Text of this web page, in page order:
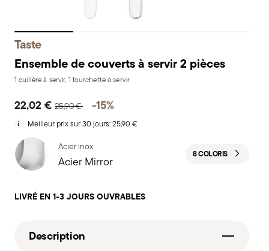
Taste
Ensemble de couverts à servir 2 pièces
1 cuillère à servir, 1 fourchette à servir
22,02 € 25,90 € -15%
Meilleur prix sur 30 jours:25,90 €
Acier inox
Acier Mirror 8 COLORIS
LIVRÉ EN 1-3 JOURS OUVRABLES
Description